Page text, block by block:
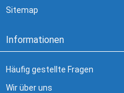
Sitemap
Informationen
Häufig gestellte Fragen
Wir über uns